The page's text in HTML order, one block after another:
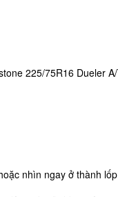
225/75R16 Dueler
nhìn ngay ở thành